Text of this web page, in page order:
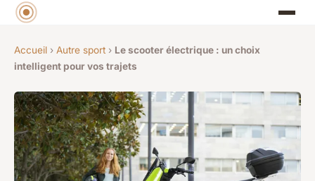
Accueil › Autre sport › Le scooter électrique : un choix
intelligent pour vos trajets